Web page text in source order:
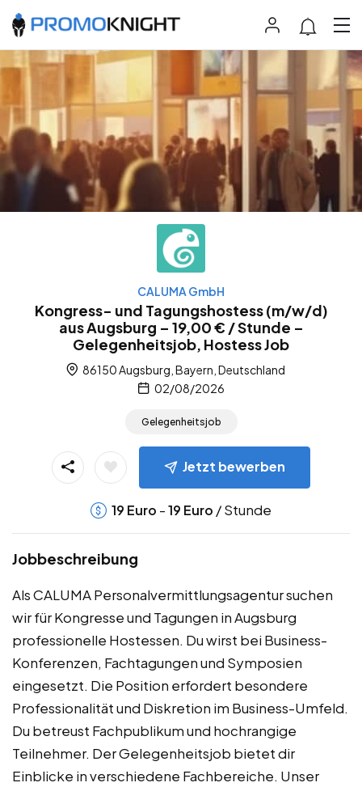
CALUMA GmbH
Kongress- und Tagungshostess (m/w/d)
aus Augsburg – 19,00 € / Stunde –
Gelegenheitsjob, Hostess Job
86150 Augsburg, Bayern, Deutschland
02/08/2026
Gelegenheitsjob
Jetzt bewerben
19 Euro -19 Euro / Stunde
Jobbeschreibung
Als CALUMA Personalvermittlungsagentur suchen
wir für Kongresse und Tagungen in Augsburg
professionelle Hostessen. Du wirst bei Business-
Konferenzen, Fachtagungen und Symposien
eingesetzt. Die Position erfordert besondere
Professionalität und Diskretion im Business-Umfeld.
Du betreust Fachpublikum und hochrangige
Teilnehmer. Der Gelegenheitsjob bietet dir
Einblicke in verschiedene Fachbereiche. Unser